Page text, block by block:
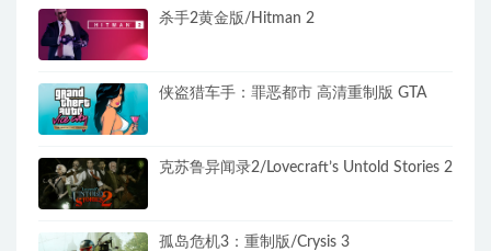
杀手2黄金版/Hitman 2
侠盗猎车手：罪恶都市 高清重制版 GTA
克苏鲁异闻录2/Lovecraft’s Untold Stories 2
孤岛危机3：重制版/Crysis 3